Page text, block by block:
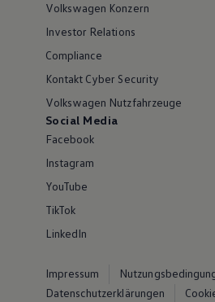
Volkswagen Konzern
Investor Relations
Compliance
Kontakt Cyber Security
Volkswagen Nutzfahrzeuge
Social Media
Facebook
Instagram
YouTube
TikTok
LinkedIn
Impressum
Datenschutzerklärungen